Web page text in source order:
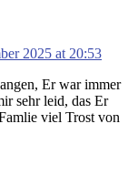
2025 at 20:53
Er war immer
sehr leid, das Er
viel Trost von